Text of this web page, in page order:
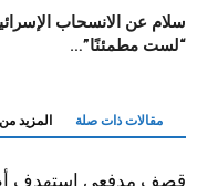
سلام عن الانسحاب
“لست مطمئنًا”…
مقالات ذات صلة المزيد
قصف مدفعي استهدف